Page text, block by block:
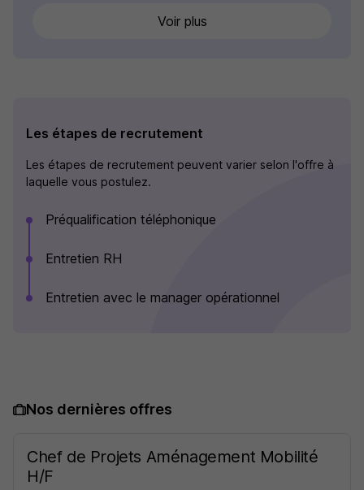
Voir plus
Les étapes de recrutement
Les étapes de recrutement peuvent varier selon l'offre à
laquelle vous postulez.
Préqualification téléphonique
Entretien RH
Entretien avec le manager opérationnel
Nos dernières offres
Chef de Projets Aménagement Mobilité
H/F